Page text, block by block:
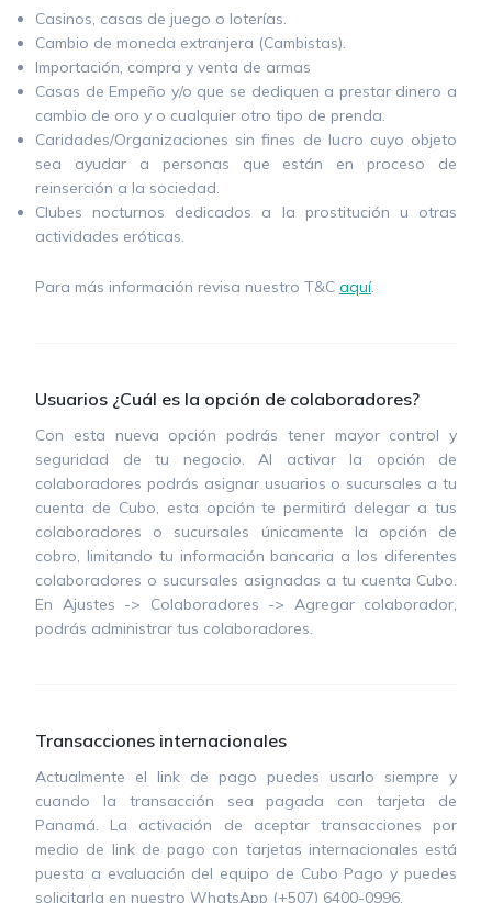
Casinos, casas de juego o loterías.
Cambio de moneda extranjera (Cambistas).
Importación, compra y venta de armas
Casas de Empeño y/o que se dediquen a prestar dinero a
cambio de oro y o cualquier otro tipo de prenda.
Caridades/Organizaciones sin fines de lucro cuyo objeto
sea ayudar a personas que están en proceso de
reinserción a la sociedad.
Clubes nocturnos dedicados a la prostitución u otras
actividades eróticas.
Para más información revisa nuestro T&C aquí.
Usuarios ¿Cuál es la opción de colaboradores?
Con esta nueva opción podrás tener mayor control y
seguridad de tu negocio. Al activar la opción de
colaboradores podrás asignar usuarios o sucursales a tu
cuenta de Cubo, esta opción te permitirá delegar a tus
colaboradores o sucursales únicamente la opción de
cobro, limitando tu información bancaria a los diferentes
colaboradores o sucursales asignadas a tu cuenta Cubo.
En Ajustes -> Colaboradores -> Agregar colaborador,
podrás administrar tus colaboradores.
Transacciones internacionales
Actualmente el link de pago puedes usarlo siempre y
cuando la transacción sea pagada con tarjeta de
Panamá. La activación de aceptar transacciones por
medio de link de pago con tarjetas internacionales está
puesta a evaluación del equipo de Cubo Pago y puedes
solicitarla en nuestro WhatsApp (+507) 6400-0996.